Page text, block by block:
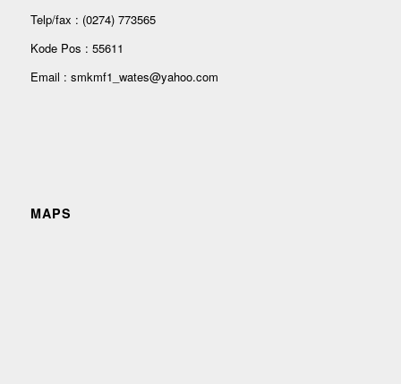
Telp/fax : (0274) 773565
Kode Pos : 55611
Email : smkmf1_wates@yahoo.com
MAPS